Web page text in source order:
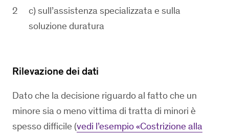
c) sull’assistenza specializzata e sulla
soluzione duratura
Rilevazione dei dati
Dato che la decisione riguardo al fatto che un
minore sia o meno vittima di tratta di minori è
spesso difficile (vedi l’esempio «Costrizione alla